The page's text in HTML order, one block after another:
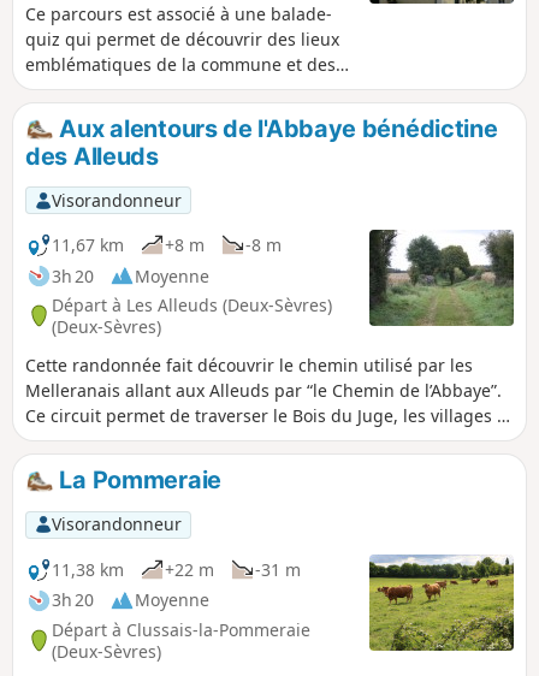
Ce parcours est associé à une balade-
quiz qui permet de découvrir des lieux
emblématiques de la commune et des
informations sur son histoire et son
patrimoine, de façon ludique. Trouvez
l'affiche Au fil de nos histoires à la
mairie, et scannez le QR Code pour
démarrer le jeu (gratuit, pas
d'inscription ni d'application à
télécharger). Vous pouvez choisir le
parcours "adulte" ou le parcours "adulte
+ enfant" (avec en plus des questions à
destination des enfants de 6 à 11 ans).
La description ci-dessous fait
uniquement référence au parcours
"adulte".
Aux alentours de l'Abbaye bénédictine
des Alleuds
Visorandonneur
11,67 km
+8 m
-8 m
3h 20
Moyenne
Départ à Les Alleuds (Deux-Sèvres)
(Deux-Sèvres)
Cette randonnée fait découvrir le chemin utilisé par les
Melleranais allant aux Alleuds par “le Chemin de l’Abbaye”.
Ce circuit permet de traverser le Bois du Juge, les villages et
leur bâti en pierre calcaire caractéristique du Pays Mellois
mais aussi de découvrir un riche patrimoine arboré :
tilleuls, châtaigniers, chênes et noyers notamment. Pour
information, le mot «alleu» nous vient du Xe siècle et
désigne une terre sans seigneur.
La Pommeraie
Visorandonneur
11,38 km
+22 m
-31 m
3h 20
Moyenne
Départ à Clussais-la-Pommeraie
(Deux-Sèvres)